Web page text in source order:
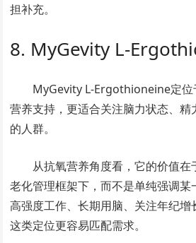
担补充。
8. MyGevity L-
MyGevity L-Ergothioneine定位
营养支持，更适合关注脑力状态、精
的人群。
从抗氧营养角度看，它的价值
老化管理框架下，而不是单纯强调某
高强度工作、长期用脑、关注年纪增
这类定位更容易匹配需求。